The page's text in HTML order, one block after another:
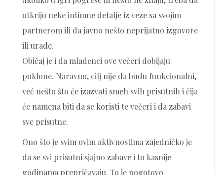
otkriju neke intimne detalje iz veze sa svojim
partnerom ili da javno nešto neprijatno izgovore
ili urade.
Običaj je i da mladenci ove večeri dobijaju
poklone. Naravno, cilj nije da budu funkcionalni,
već nešto što će izazvati smeh svih prisutnih i čija
će namena biti da se koristi te večeri i da zabavi
sve prisutne.
Ono što je svim ovim aktivnostima zajedničko je
da se svi prisutni sjajno zabave i to kasnije
godinama prepričavaju. To je pogotovo